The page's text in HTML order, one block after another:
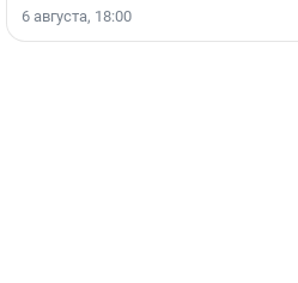
6 августа, 18:00